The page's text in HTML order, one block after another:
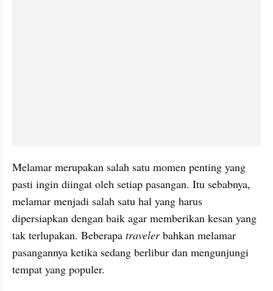
Melamar merupakan salah satu momen penting yang
pasti ingin diingat oleh setiap pasangan. Itu sebabnya,
melamar menjadi salah satu hal yang harus
dipersiapkan dengan baik agar memberikan kesan yang
tak terlupakan. Beberapa traveler bahkan melamar
pasangannya ketika sedang berlibur dan mengunjungi
tempat yang populer.